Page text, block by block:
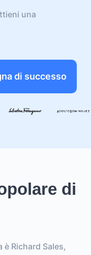
una
di successo
di
Richard Sales,